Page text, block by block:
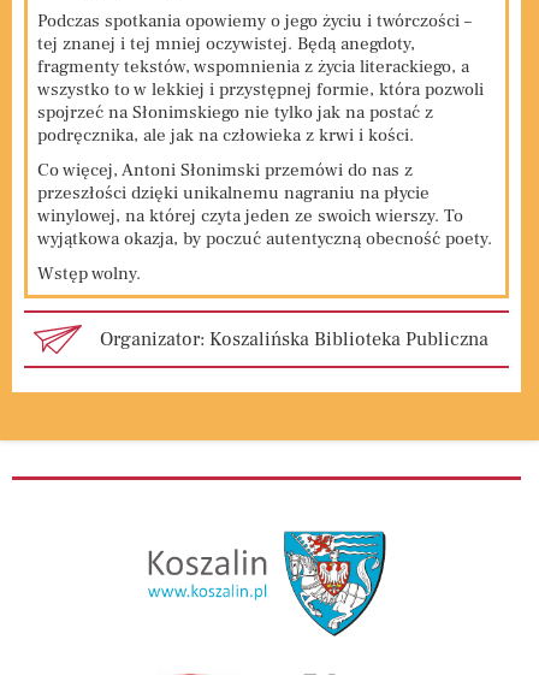
Podczas spotkania opowiemy o jego życiu i twórczości –
tej znanej i tej mniej oczywistej. Będą anegdoty,
fragmenty tekstów, wspomnienia z życia literackiego, a
wszystko to w lekkiej i przystępnej formie, która pozwoli
spojrzeć na Słonimskiego nie tylko jak na postać z
podręcznika, ale jak na człowieka z krwi i kości.
Co więcej, Antoni Słonimski przemówi do nas z
przeszłości dzięki unikalnemu nagraniu na płycie
winylowej, na której czyta jeden ze swoich wierszy. To
wyjątkowa okazja, by poczuć autentyczną obecność poety.
Wstęp wolny.
Organizator: Koszalińska Biblioteka Publiczna